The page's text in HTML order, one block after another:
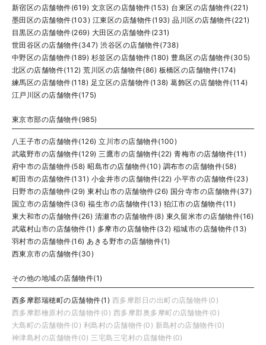
新宿区の店舗物件(619) 文京区の店舗物件(153) 台東区の店舗物件(221)
墨田区の店舗物件(103) 江東区の店舗物件(193) 品川区の店舗物件(221)
目黒区の店舗物件(269) 大田区の店舗物件(231)
世田谷区の店舗物件(347) 渋谷区の店舗物件(738)
中野区の店舗物件(189) 杉並区の店舗物件(180) 豊島区の店舗物件(305)
北区の店舗物件(112) 荒川区の店舗物件(86) 板橋区の店舗物件(174)
練馬区の店舗物件(118) 足立区の店舗物件(138) 葛飾区の店舗物件(114)
江戸川区の店舗物件(175)
東京市部の店舗物件(985)
八王子市の店舗物件(126) 立川市の店舗物件(100)
武蔵野市の店舗物件(129) 三鷹市の店舗物件(22) 青梅市の店舗物件(11)
府中市の店舗物件(58) 昭島市の店舗物件(10) 調布市の店舗物件(58)
町田市の店舗物件(131) 小金井市の店舗物件(22) 小平市の店舗物件(23)
日野市の店舗物件(29) 東村山市の店舗物件(26) 国分寺市の店舗物件(37)
国立市の店舗物件(36) 福生市の店舗物件(13) 狛江市の店舗物件(11)
東大和市の店舗物件(26) 清瀬市の店舗物件(8) 東久留米市の店舗物件(16)
武蔵村山市の店舗物件(1) 多摩市の店舗物件(32) 稲城市の店舗物件(13)
羽村市の店舗物件(16) あきる野市の店舗物件(1)
西東京市の店舗物件(30)
その他の地域の店舗物件(1)
西多摩郡瑞穂町の店舗物件(1) 西多摩郡日の出町の店舗物件(0)
西多摩郡檜原村の店舗物件(0) 西多摩郡奥多摩町の店舗物件(0)
大島町の店舗物件(0) 利島村の店舗物件(0) 新島村の店舗物件(0)
神津島村の店舗物件(0) 三宅島三宅村の店舗物件(0)